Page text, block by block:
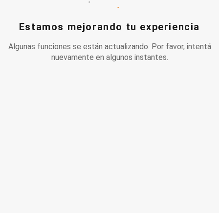
Estamos mejorando tu experiencia
Algunas funciones se están actualizando. Por favor, intentá
nuevamente en algunos instantes.